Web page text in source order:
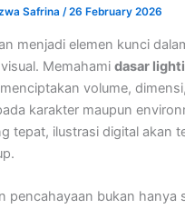
Safrina/26 February 2026
menjadi elemen kunci
Memahamidasar
volume,
karakter maupun
tepat, ilustrasi digital akan
pencahayaan bukan hanya